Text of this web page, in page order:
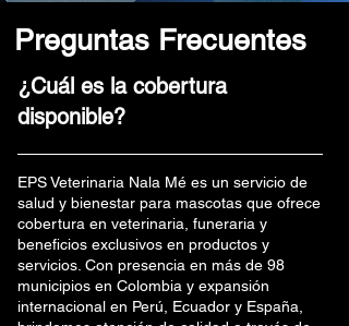
Preguntas Frecuentes
¿Cuál es la cobertura
disponible?
EPS Veterinaria Nala Mé es un servicio de
salud y bienestar para mascotas que ofrece
cobertura en veterinaria, funeraria y
beneficios exclusivos en productos y
servicios. Con presencia en más de 98
municipios en Colombia y expansión
internacional en Perú, Ecuador y España,